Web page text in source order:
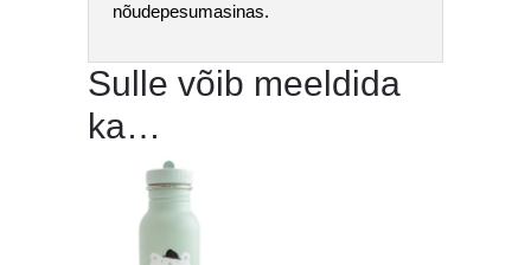
nõudepesumasinas.
Sulle võib meeldida
ka…